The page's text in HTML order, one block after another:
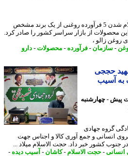
سازمان غذا و دارو از غیرمجاز اعلام شدن 5 فرآورده روغنی از یک برند مشخص
از بازار سراسر کشور را صادر کرد.
زالو ،
سازمان -فرآورده- محصولات-دارو
حججی
آسیب
- چهارشنبه
گروه جهادی
و جمع آوری کالا و اجناس جهت
کشور خبر داد. حجت الاسلام میلاد ...
-حجت الاسلام-کاشان-آسیب دیده -